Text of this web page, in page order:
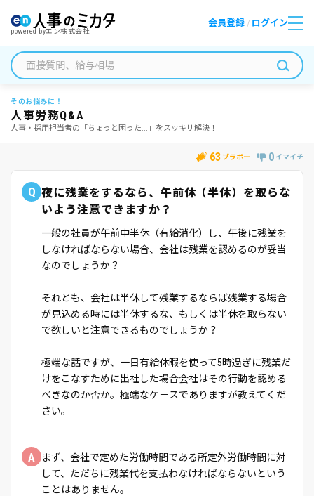
powered byエン株式会社
会員登録 / ログイン
そのお悩みに！
人事労務Q&A
人事・採用担当者の「ちょっと困った...」をスッキリ解決！
63 ブラボー 0 イマイチ
Q 夜に残業をするなら、午前休（半休）を取らな
いよう注意できますか？
一般の社員が午前中半休（有給消化）し、午後に残業を
しなければならない場合、会社は残業を認めるのが妥当
なのでしょうか？
それとも、会社は半休して残業するならば残業する場合
が見込める時には半休するな、もしくは半休を取らない
で欲しいと注意できるものでしょうか？
極端な話ですが、一日有給休暇を使って5時過ぎに残業だ
けをこなすために出社した場合会社はその行動を認める
べきなのか否か。極端なケ－スでありますが教えてくだ
さい。
A
まず、会社で定めた労働時間である所定外労働時間に対
して、ただちに残業代を支払わなければならないという
ことはありません。